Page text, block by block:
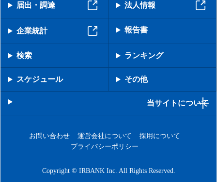
届出・調達 法人情報
企業統計 報告書
検索 ランキング
スケジュール その他
当サイトについて
お問い合わせ 運営会社について
採用について
プライバシーポリシー
Copyright © IRBANK Inc. All Rights Reserved.